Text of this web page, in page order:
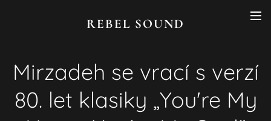
REBEL SOUND
Mirzadeh se vrací s verzí
80. let klasiky „You're My